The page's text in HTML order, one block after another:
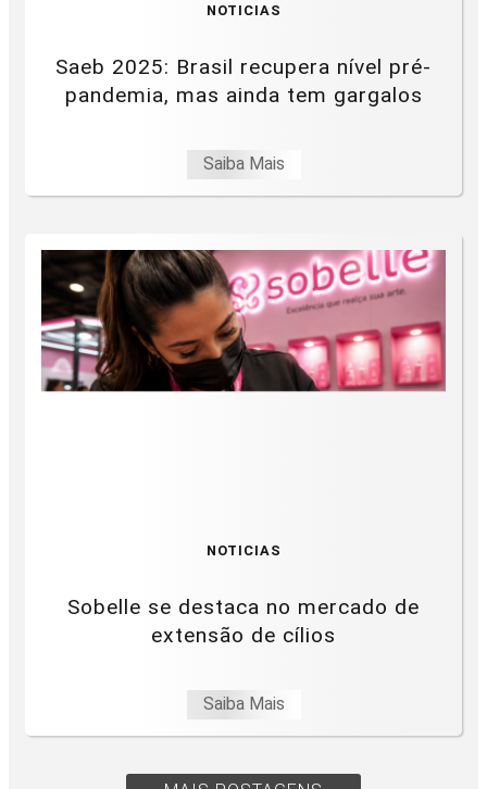
NOTICIAS
Saeb 2025: Brasil recupera nível pré-
pandemia, mas ainda tem gargalos
Saiba Mais
NOTICIAS
Sobelle se destaca no mercado de
extensão de cílios
Saiba Mais